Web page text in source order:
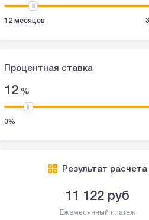
12 месяцев
Процентная ставка
12 %
0%
Результат расчета
11 122 руб
Ежемесячный платеж